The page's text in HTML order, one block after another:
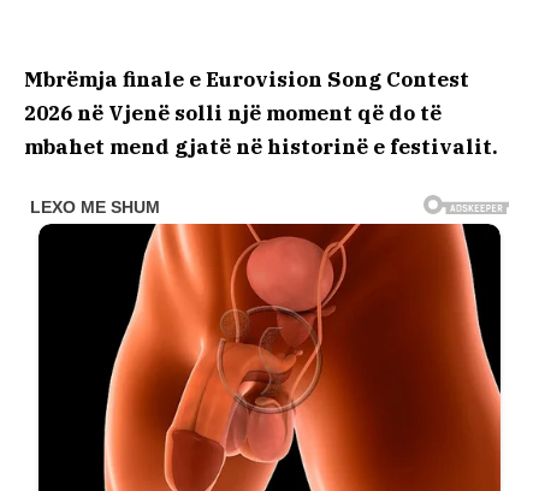
Mbrëmja finale e Eurovision Song Contest
2026 në Vjenë solli një moment që do të
mbahet mend gjatë në historinë e festivalit.